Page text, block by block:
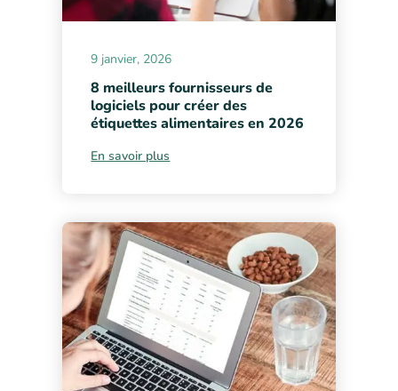
9 janvier, 2026
8 meilleurs fournisseurs de
logiciels pour créer des
étiquettes alimentaires en 2026
En savoir plus